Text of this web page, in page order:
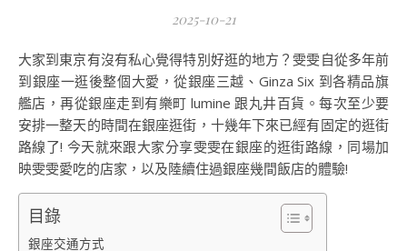
2025-10-21
大家到東京有沒有私心覺得特別好逛的地方？雯雯自從多年前
到銀座一逛後整個大愛，從銀座三越、Ginza Six 到各精品旗
艦店，再從銀座走到有樂町 lumine 跟丸井百貨。每次至少要
安排一整天的時間在銀座逛街，十幾年下來已經有固定的逛街
路線了! 今天就來跟大家分享雯雯在銀座的逛街路線，同場加
映雯雯愛吃的店家，以及陸續住過銀座幾間飯店的體驗!
目錄
銀座交通方式